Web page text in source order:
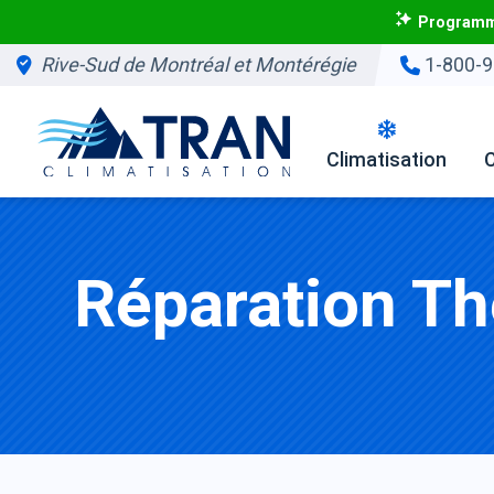
Rive-Sud de Montréal et Montérégie 1-800-
Climatisation
Réparation